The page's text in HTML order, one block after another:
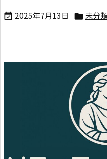
 2025年7月13日  未分